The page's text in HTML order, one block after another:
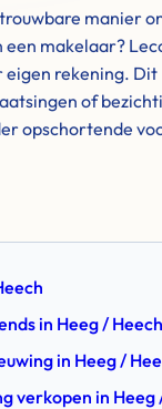
manier
makelaar?
rekening. Dit
of
opschortende
in Heeg / Heech
in Heeg /
verkopen in Heeg